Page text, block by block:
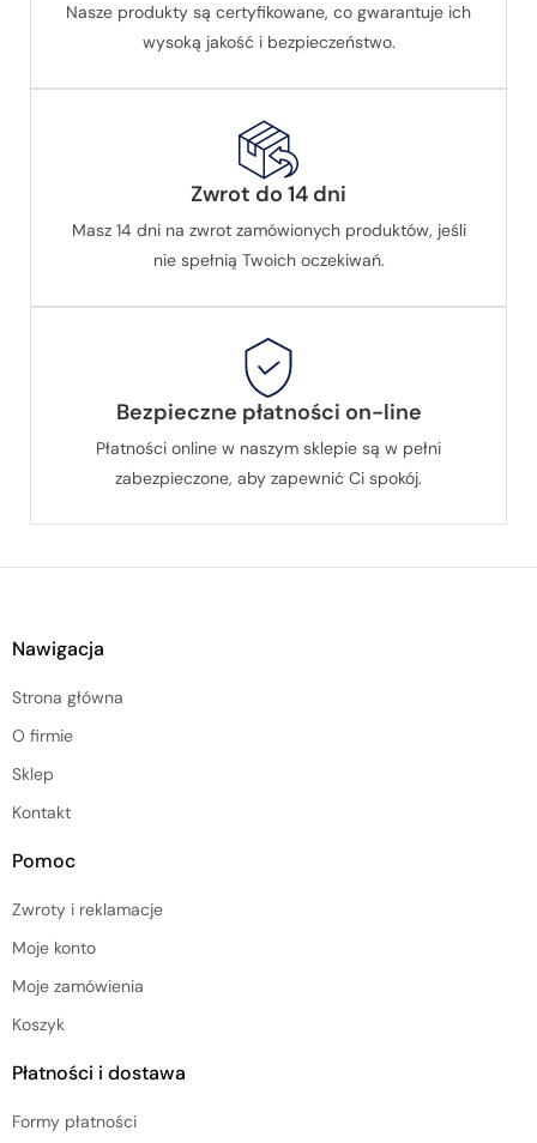
Nasze produkty są certyfikowane, co gwarantuje ich
wysoką jakość i bezpieczeństwo.
Zwrot do 14 dni
Masz 14 dni na zwrot zamówionych produktów, jeśli
nie spełnią Twoich oczekiwań.
Bezpieczne płatności on-line
Płatności online w naszym sklepie są w pełni
zabezpieczone, aby zapewnić Ci spokój.
Nawigacja
Strona główna
O firmie
Sklep
Kontakt
Pomoc
Zwroty i reklamacje
Moje konto
Moje zamówienia
Koszyk
Płatności i dostawa
Formy płatności